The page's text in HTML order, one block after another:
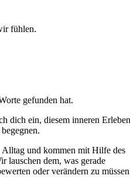
fühlen.
gefunden hat.
dich ein, diesem inneren Erleben
Alltag und kommen mit Hilfe des
lauschen dem, was gerade
oder verändern zu